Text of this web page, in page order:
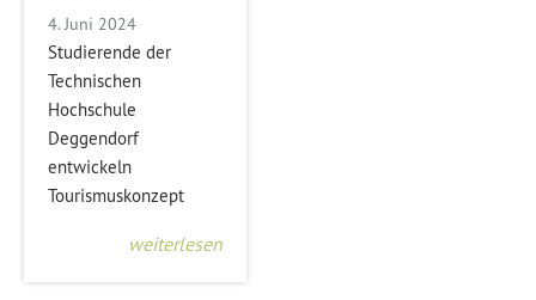
4. Juni 2024
Studierende der
Technischen
Hochschule
Deggendorf
entwickeln
Tourismuskonzept
weiterlesen